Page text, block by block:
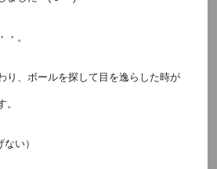
・。
り、ボールを探して目を逸らした時が
い）